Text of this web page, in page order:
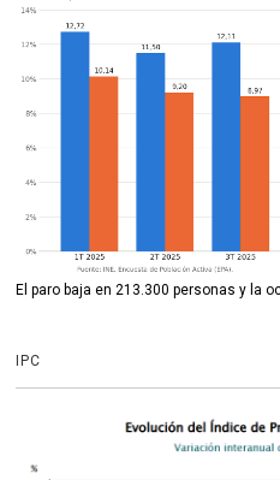
El paro baja en 213.300 personas y la
IPC